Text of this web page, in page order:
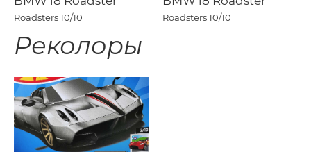
Roadsters10/10 Roadsters10/10
Реколоры